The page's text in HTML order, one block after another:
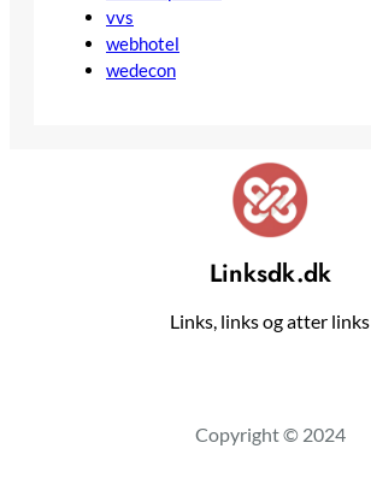
vvs
webhotel
wedecon
Linksdk.dk
Links, links og atter links
Copyright © 2024